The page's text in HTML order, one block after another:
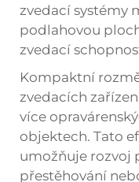
zvedací systémy
podlahovou
zvedací
Kompaktní
zvedacích
více
objektech. Tato
umožňuje rozvoj
přestěhování